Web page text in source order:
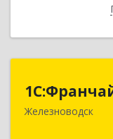
Железноводск
357430,